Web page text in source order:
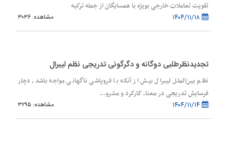
تقویت تعاملات خارجی بویژه با همسایگان از جمله ترکیه
مشاهده: ۳۰۳۶
تجدیدنظرطلبی دوگانه و دگرگونی تدریجی نظم لیبرال
نظم بین‌الملل لیبرال بیش از آنکه با فروپاشی ناگهانی مواجه باشد، دچار
فرسایش تدریجی در معنا، کارکرد و مشرو...
مشاهده: ۳۲۹۵